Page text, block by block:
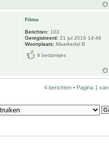
Filmo
Berichten: 103
Geregistreerd: 21 jul 2016 14:46
Woonplaats: Maarkedal B
9 bedankjes
4 berichten • Pagina 1 van